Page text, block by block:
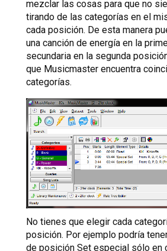
mezclar las cosas para que no
tirando de las categorías en el
cada posición. De esta manera
una canción de energía en la
secundaria en la segunda
que Musicmaster encuentra
categorías.
No tienes que elegir cada
posición. Por ejemplo podría
de posición Set especial sólo en